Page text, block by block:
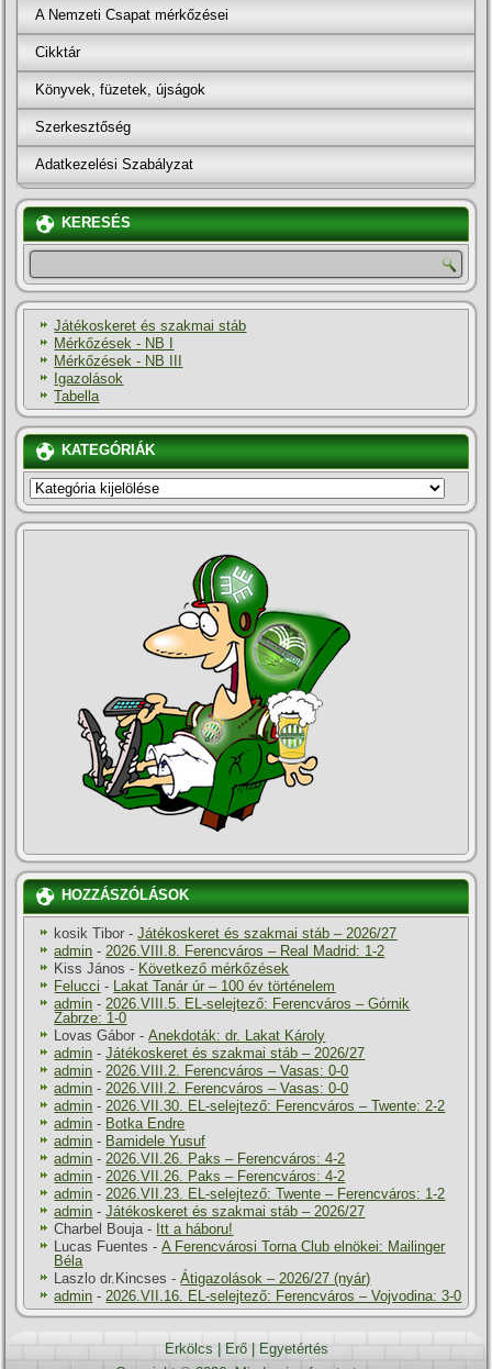
A Nemzeti Csapat mérkőzései
Cikktár
Könyvek, füzetek, újságok
Szerkesztőség
Adatkezelési Szabályzat
KERESÉS
Játékoskeret és szakmai stáb
Mérkőzések - NB I
Mérkőzések - NB III
Igazolások
Tabella
KATEGÓRIÁK
KATEGÓRIÁK
HOZZÁSZÓLÁSOK
kosik Tibor -Játékoskeret és szakmai stáb – 2026/27
admin -2026.VIII.8. Ferencváros – Real Madrid: 1-2
Kiss János - Következő mérkőzések
Felucci - Lakat Tanár úr – 100 év történelem
admin -2026.VIII.5. EL-selejtező: Ferencváros – Górnik
Zabrze: 1-0
Lovas Gábor -Anekdoták: dr. Lakat Károly
admin -Játékoskeret és szakmai stáb – 2026/27
admin -2026.VIII.2. Ferencváros – Vasas: 0-0
admin -2026.VIII.2. Ferencváros – Vasas: 0-0
admin -2026.VII.30. EL-selejtező: Ferencváros – Twente: 2-2
admin - Botka Endre
admin - Bamidele Yusuf
admin -2026.VII.26. Paks – Ferencváros: 4-2
admin -2026.VII.26. Paks – Ferencváros: 4-2
admin -2026.VII.23. EL-selejtező: Twente – Ferencváros: 1-2
admin -Játékoskeret és szakmai stáb – 2026/27
Charbel Bouja- Itt a háboru!
Lucas Fuentes -A Ferencvárosi Torna Club elnökei: Mailinger
Béla
Laszlo dr.Kincses -Átigazolások – 2026/27 (nyár)
admin -2026.VII.16. EL-selejtező: Ferencváros – Vojvodina: 3-0
Erkölcs Erő|
Egyetértés